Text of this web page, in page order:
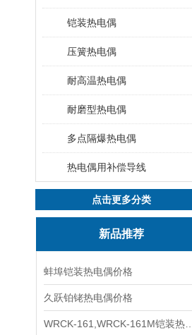
铠装热电偶
压簧热电偶
耐高温热电偶
耐磨型热电偶
多点隔爆热电偶
热电偶用补偿导线
点击更多分类
新品推荐
蚌埠铠装热电偶价格
久跃铂铑热电偶价格